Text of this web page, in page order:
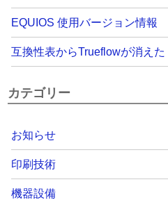
EQUIOS 使用バージョン情報
互換性表からTrueflowが消えた
カテゴリー
お知らせ
印刷技術
機器設備